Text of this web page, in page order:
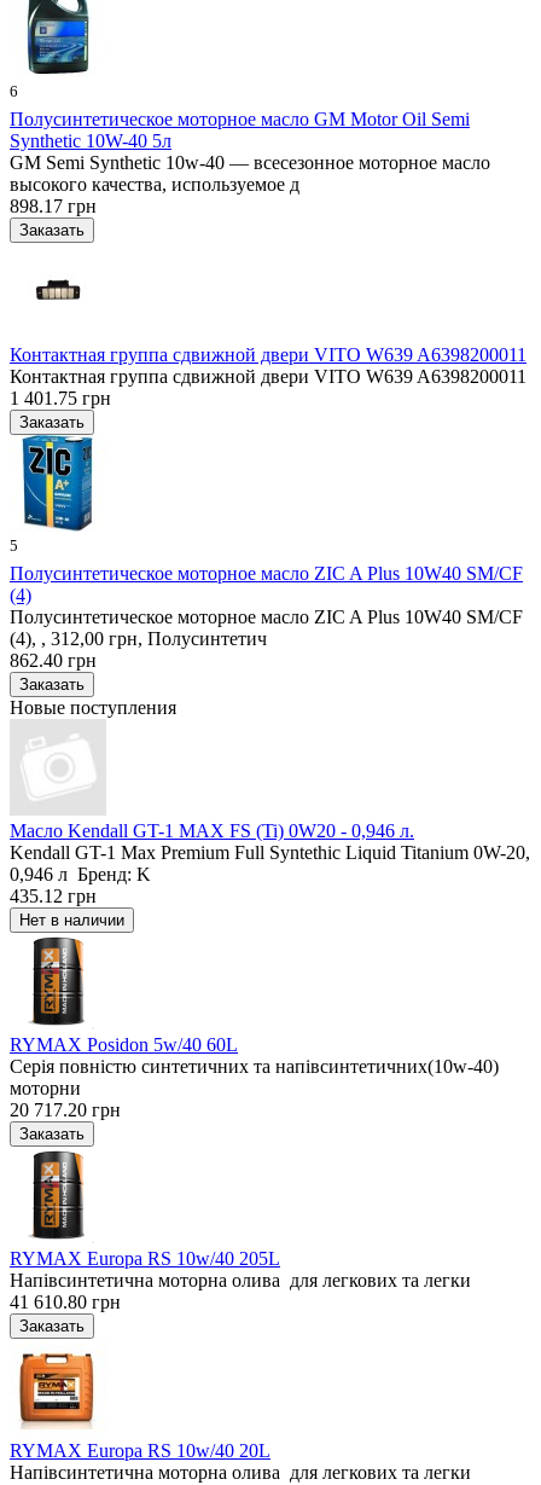
6
Полусинтетическое моторное масло GM Motor Oil Semi
Synthetic 10W-40 5л
GM Semi Synthetic 10w-40 — всесезонное моторное масло
высокого качества, используемое д
898.17 грн
Контактная группа сдвижной двери VITO W639 A6398200011
Контактная группа сдвижной двери VITO W639 A6398200011
1 401.75 грн
5
Полусинтетическое моторное масло ZIC A Plus 10W40 SM/CF
(4)
Полусинтетическое моторное масло ZIC A Plus 10W40 SM/CF
(4), , 312,00 грн, Полусинтетич
862.40 грн
Новые поступления
Масло Kendall GT-1 MAX FS (Ti) 0W20 - 0,946 л.
Kendall GT-1 Max Premium Full Syntethic Liquid Titanium 0W-20,
0,946 л Бренд: K
435.12 грн
RYMAX Posidon 5w/40 60L
Серія повністю синтетичних та напівсинтетичних(10w-40)
моторни
20 717.20 грн
RYMAX Europa RS 10w/40 205L
Напівсинтетична моторна олива для легкових та легки
41 610.80 грн
RYMAX Europa RS 10w/40 20L
Напівсинтетична моторна олива для легкових та легки